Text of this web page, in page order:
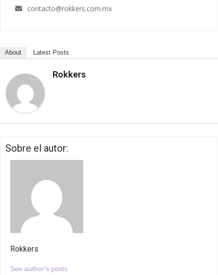
contacto@rokkers.com.mx
About Latest Posts
Rokkers
Sobre el autor:
Rokkers
See author's posts